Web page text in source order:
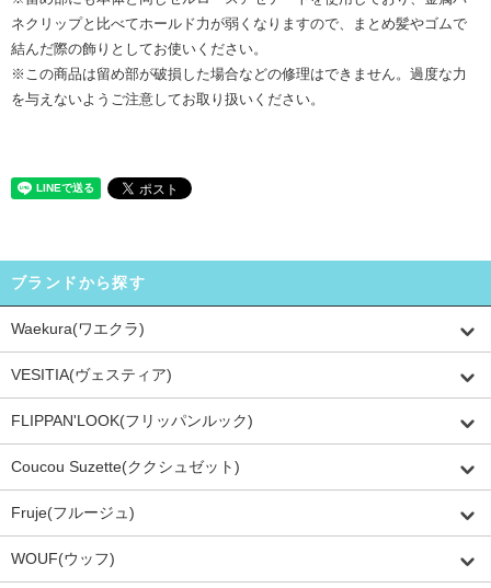
ネクリップと比べてホールド力が弱くなりますので、まとめ髪やゴムで
結んだ際の飾りとしてお使いください。
※この商品は留め部が破損した場合などの修理はできません。過度な力
を与えないようご注意してお取り扱いください。
ブランドから探す
Waekura(ワエクラ)
VESITIA(ヴェスティア)
FLIPPAN'LOOK(フリッパンルック)
Coucou Suzette(ククシュゼット)
Fruje(フルージュ)
WOUF(ウッフ)